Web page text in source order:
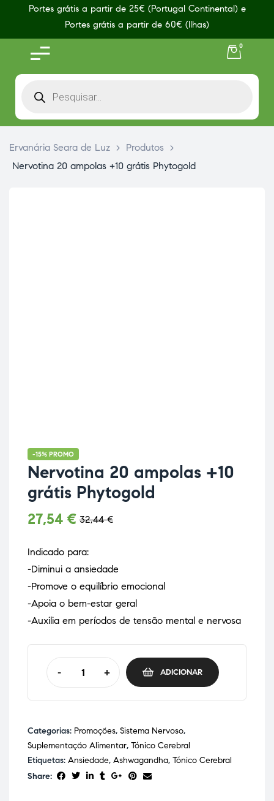
Portes grátis a partir de 25€ (Portugal Continental) e
Portes grátis a partir de 60€ (Ilhas)
0
Ervanária Seara de Luz > Produtos
>
Nervotina 20 ampolas +10 grátis Phytogold
-15% PROMO
Nervotina 20 ampolas +10
grátis Phytogold
32,44€
27,54 €
Indicado para:
-Diminui a ansiedade
-Promove o equilíbrio emocional
-Apoia o bem-estar geral
-Auxilia em períodos de tensão mental e nervosa
- + ADICIONAR
Categorias: Promoções, Sistema Nervoso,
Suplementação Alimentar, Tónico Cerebral
Etiquetas: Ansiedade, Ashwagandha, Tónico Cerebral
Share: